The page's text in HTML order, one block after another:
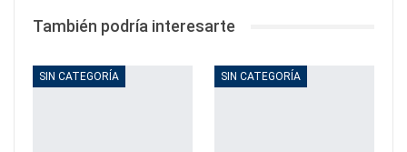
También podría interesarte
SIN CATEGORÍA SIN CATEGORÍA